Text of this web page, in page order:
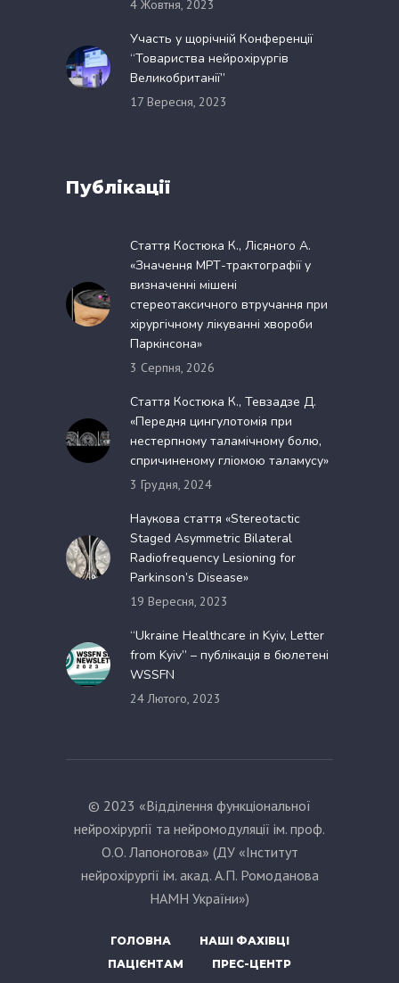
4 Жовтня, 2023
Участь у щорічній Конференції
“Товариства нейрохірургів
Великобританії”
17 Вересня, 2023
Публікації
Стаття Костюка К., Лісяного А.
«Значення МРТ-трактографії у
визначенні мішені
стереотаксичного втручання при
хірургічному лікуванні хвороби
Паркінсона»
3 Серпня, 2026
Стаття Костюка К., Тевзадзе Д.
«Передня цингулотомія при
нестерпному таламічному болю,
спричиненому гліомою таламусу»
3 Грудня, 2024
Наукова стаття «Stereotactic
Staged Asymmetric Bilateral
Radiofrequency Lesioning for
Parkinson’s Disease»
19 Вересня, 2023
“Ukraine Healthcare in Kyiv, Letter
from Kyiv” – публікація в бюлетені
WSSFN
24 Лютого, 2023
© 2023 «Відділення функціональної
нейрохірургії та нейромодуляції ім. проф.
О.О. Лапоногова» (ДУ «Інститут
нейрохірургії ім. акад. А.П. Ромоданова
НАМН України»)
ГОЛОВНА
НАШІ ФАХІВЦІ
ПАЦІЄНТАМ
ПРЕС-ЦЕНТР